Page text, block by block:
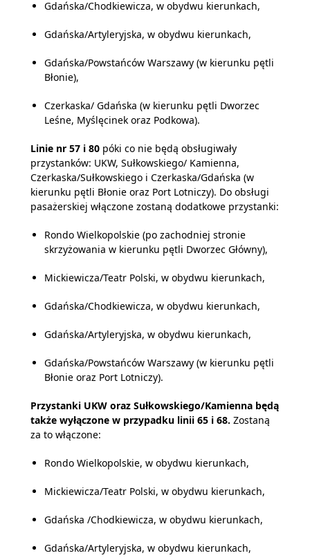
Gdańska/Chodkiewicza, w obydwu kierunkach,
Gdańska/Artyleryjska, w obydwu kierunkach,
Gdańska/Powstańców Warszawy (w kierunku pętli
Błonie),
Czerkaska/ Gdańska (w kierunku pętli Dworzec
Leśne, Myślęcinek oraz Podkowa).
Linie nr 57 i 80 póki co nie będą obsługiwały
przystanków: UKW, Sułkowskiego/ Kamienna,
Czerkaska/Sułkowskiego i Czerkaska/Gdańska (w
kierunku pętli Błonie oraz Port Lotniczy). Do obsługi
pasażerskiej włączone zostaną dodatkowe przystanki:
Rondo Wielkopolskie (po zachodniej stronie
skrzyżowania w kierunku pętli Dworzec Główny),
Mickiewicza/Teatr Polski, w obydwu kierunkach,
Gdańska/Chodkiewicza, w obydwu kierunkach,
Gdańska/Artyleryjska, w obydwu kierunkach,
Gdańska/Powstańców Warszawy (w kierunku pętli
Błonie oraz Port Lotniczy).
Przystanki UKW oraz Sułkowskiego/Kamienna będą
także wyłączone w przypadku linii 65 i 68. Zostaną
za to włączone:
Rondo Wielkopolskie, w obydwu kierunkach,
Mickiewicza/Teatr Polski, w obydwu kierunkach,
Gdańska /Chodkiewicza, w obydwu kierunkach,
Gdańska/Artyleryjska, w obydwu kierunkach,